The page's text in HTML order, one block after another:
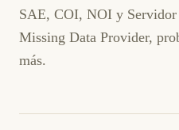
SAE, COI, NOI y
Missing Data Provider,
más.